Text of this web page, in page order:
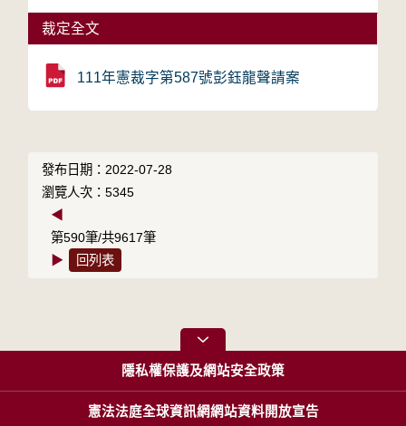
裁定全文
111年憲裁字第587號彭鈺龍聲請案
發布日期：2022-07-28
瀏覽人次：5345
◀
第590筆/共9617筆
▶
回列表
隱私權保護及網站安全政策
憲法法庭全球資訊網網站資料開放宣告